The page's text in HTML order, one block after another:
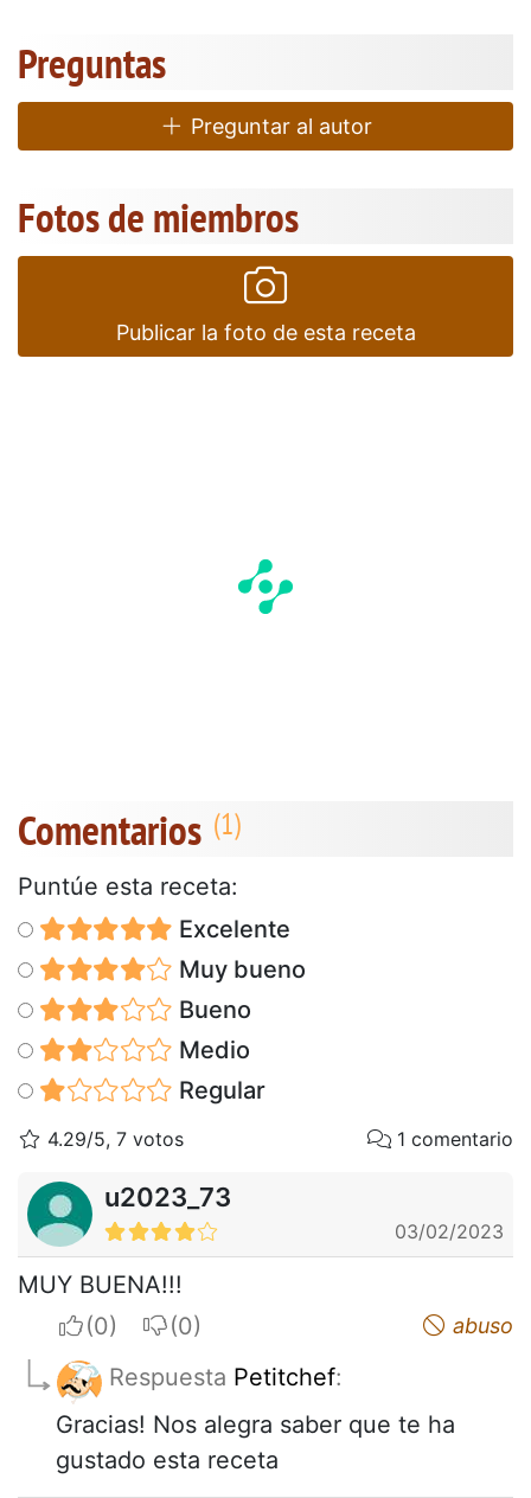
Preguntas
Preguntar al autor
Fotos de miembros
Publicar la foto de esta receta
Comentarios
Puntúe esta receta:
Excelente
Muy bueno
Bueno
Medio
Regular
4.29/5, 7 votos 1 comentario
u2023_73
03/02/2023
MUY BUENA!!!
I apreciateI do not appreciate abuso
Respuesta Petitchef:
Gracias! Nos alegra saber que te ha
gustado esta receta